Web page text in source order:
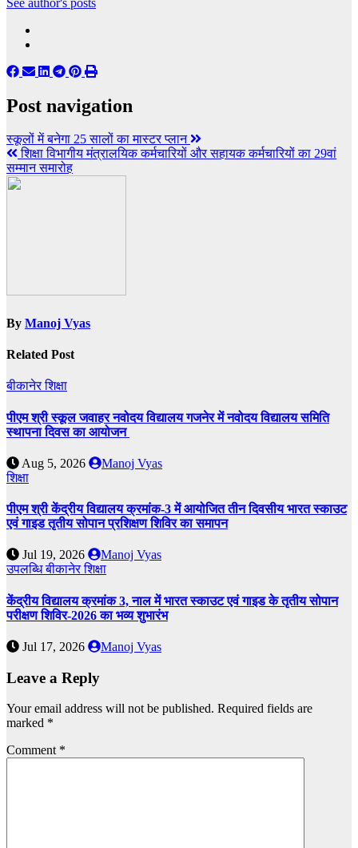
Post navigation
स्कूलों में बनेगा 25 सालों का मास्टर प्लान
शिक्षा विभागीय मंत्रालयिक कर्मचारियों और सहायक कर्मचारियों का 29वां
सम्मान समारोह
By Manoj Vyas
Related Post
बीकानेरशिक्षा
पीएम श्री स्कूल जवाहर नवोदय विद्यालय गजनेर में नवोदय विद्यालय समिति
स्थापना दिवस का आयोजन
Aug 5, 2026
Manoj Vyas
शिक्षा
पीएम श्री केंद्रीय विद्यालय क्रमांक-3 में आयोजित तीन दिवसीय भारत स्काउट
एवं गाइड तृतीय सोपान प्रशिक्षण शिविर का समापन
Jul 19, 2026
Manoj Vyas
उपलब्धिबीकानेरशिक्षा
केंद्रीय विद्यालय क्रमांक 3, नाल में भारत स्काउट एवं गाइड के तृतीय सोपान
परीक्षण शिविर-2026 का भव्य शुभारंभ
Jul 17, 2026 Manoj Vyas
Leave a Reply
Your email address will not be published. Required fields are
marked *
Comment *